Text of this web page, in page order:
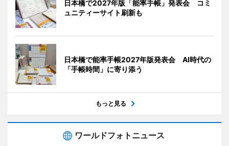
日本橋で2027年版「能率手帳」発表会 コミ
ュニティーサイト刷新も
日本橋で能率手帳2027年版発表会 AI時代の
「手帳時間」に寄り添う
もっと見る
ワールドフォトニュース